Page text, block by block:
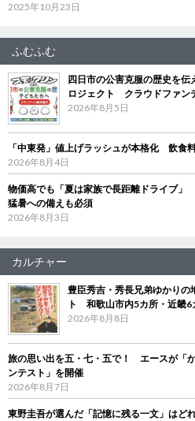
2025年10月23日
ふむふむ
四日市の公害克服の歴史を
ロジェクト クラウドファン
2026年8月5日
「中東発」値上げラッシュが本格化 飲食
2026年8月4日
物価高でも「夏は家族で長距離ドライブ」
猛暑への備えも必須
2026年8月3日
カルチャー
豊臣秀吉・秀長兄弟ゆかりの
ト 和歌山市内5カ所・近畿6
2026年8月8日
旅の思い出を五・七・五で！ エースが「
ンテスト」を開催
2026年8月7日
東野圭吾が選んだ「記憶に残る一文」は